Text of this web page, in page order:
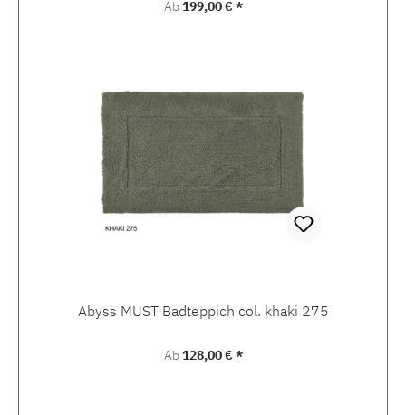
Regulärer Preis:
Ab199,00 € *
Abyss MUST Badteppich col. khaki 275
Regulärer Preis:
Ab128,00 € *